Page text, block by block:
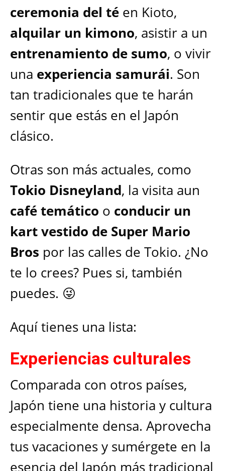
ceremonia del té en Kioto,
alquilar un kimono, asistir a un
entrenamiento de sumo, o vivir
una experiencia samurái. Son
tan tradicionales que te harán
sentir que estás en el Japón
clásico.
Otras son más actuales, como
Tokio Disneyland, la visita aun
café temático o conducir un
kart vestido de Super Mario
Bros por las calles de Tokio. ¿No
te lo crees? Pues si, también
puedes. 😜
Aquí tienes una lista:
Experiencias culturales
Comparada con otros países,
Japón tiene una historia y cultura
especialmente densa. Aprovecha
tus vacaciones y sumérgete en la
esencia del Japón más tradicional